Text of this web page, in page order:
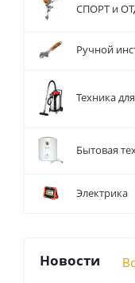
СПОРТ и
Ручной
Техника
Бытовая
Электрика
Новости